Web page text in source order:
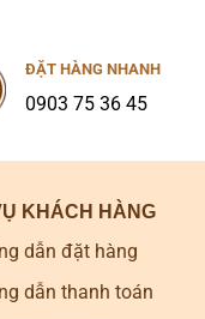
ĐẶT HÀNG NHANH
0903 75 36 45
KHÁCH HÀNG
dẫn đặt hàng
dẫn thanh toán